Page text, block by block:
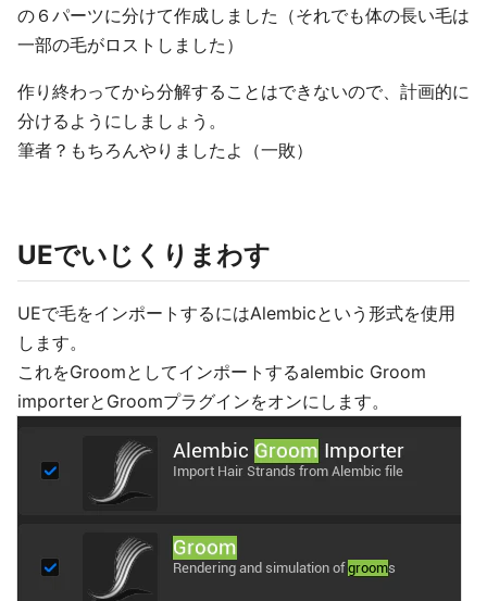
の６パーツに分けて作成しました（それでも体の長い毛は
一部の毛がロストしました）
作り終わってから分解することはできないので、計画的に
分けるようにしましょう。
筆者？もちろんやりましたよ（一敗）
UEでいじくりまわす
UEで毛をインポートするにはAlembicという形式を使用
します。
これをGroomとしてインポートするalembic Groom
importerとGroomプラグインをオンにします。